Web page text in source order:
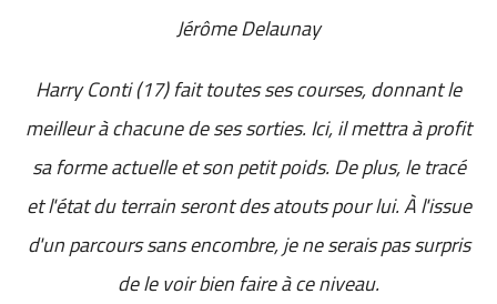
Jérôme Delaunay
Harry Conti (17) fait toutes ses courses, donnant le
meilleur à chacune de ses sorties. Ici, il mettra à profit
sa forme actuelle et son petit poids. De plus, le tracé
et l'état du terrain seront des atouts pour lui. À l'issue
d'un parcours sans encombre, je ne serais pas surpris
de le voir bien faire à ce niveau.